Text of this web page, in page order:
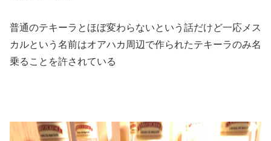
普通のテキーラとほぼ変わらないという話だけど一応メス
カルという名前はオアハカ周辺で作られたテキーラのみ名
乗ることを許されている